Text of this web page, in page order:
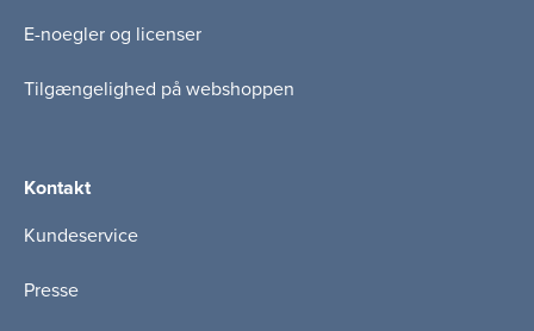
E-noegler og licenser
Tilgængelighed på webshoppen
Kontakt
Kundeservice
Presse